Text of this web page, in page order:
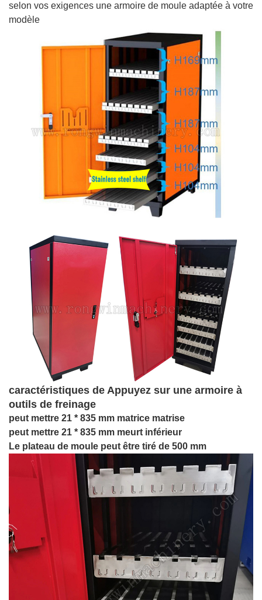
selon vos exigences une armoire de moule adaptée à votre
modèle
caractéristiques de Appuyez sur une armoire à
outils de freinage
peut mettre 21 * 835 mm matrice matrise
peut mettre 21 * 835 mm meurt inférieur
Le plateau de moule peut être tiré de 500 mm